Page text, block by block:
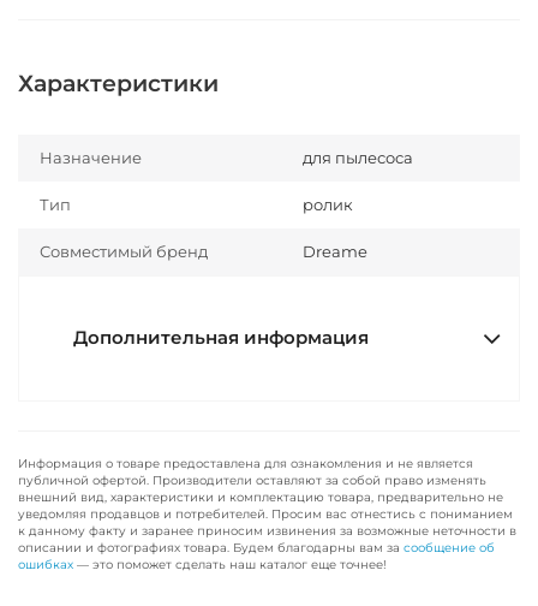
Характеристики
Назначение для пылесоса
Тип ролик
Совместимый бренд Dreame
Дополнительная информация
Информация о товаре предоставлена для ознакомления и не является
публичной офертой. Производители оставляют за собой право изменять
внешний вид, характеристики и комплектацию товара, предварительно не
уведомляя продавцов и потребителей. Просим вас отнестись с пониманием
к данному факту и заранее приносим извинения за возможные неточности в
описании и фотографиях товара. Будем благодарны вам за сообщение об
ошибках — это поможет сделать наш каталог еще точнее!